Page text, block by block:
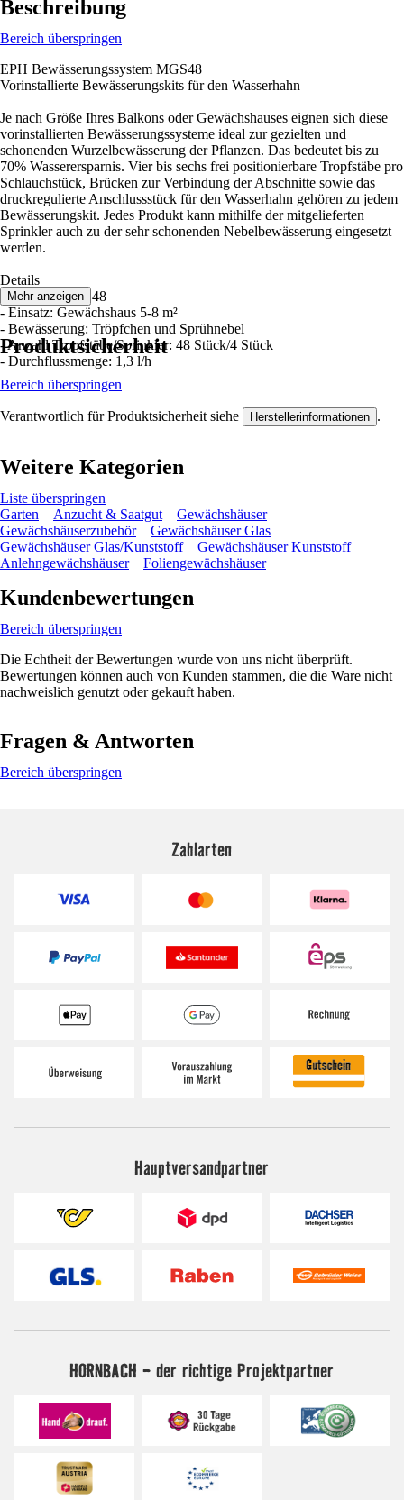
Beschreibung
Bereich überspringen
EPH Bewässerungssystem MGS48
Vorinstallierte Bewässerungskits für den Wasserhahn
Je nach Größe Ihres Balkons oder Gewächshauses eignen sich diese
vorinstallierten Bewässerungssysteme ideal zur gezielten und
schonenden Wurzelbewässerung der Pflanzen. Das bedeutet bis zu
70% Wasserersparnis. Vier bis sechs frei positionierbare Tropfstäbe pro
Schlauchstück, Brücken zur Verbindung der Abschnitte sowie das
druckregulierte Anschlussstück für den Wasserhahn gehören zu jedem
Bewässerungskit. Jedes Produkt kann mithilfe der mitgelieferten
Sprinkler auch zu der sehr schonenden Nebelbewässerung eingesetzt
werden.
Details
- Produkt: MGS48
- Einsatz: Gewächshaus 5-8 m²
- Bewässerung: Tröpfchen und Sprühnebel
- Anzahl Tropfstäbe/Sprinkler: 48 Stück/4 Stück
- Durchflussmenge: 1,3 l/h
Mehr anzeigen
Produktsicherheit
Bereich überspringen
Verantwortlich für Produktsicherheit siehe Herstellerinformationen .
Weitere Kategorien
Liste überspringen
Garten
Anzucht & Saatgut
Gewächshäuser
Gewächshäuserzubehör
Gewächshäuser Glas
Gewächshäuser Glas/Kunststoff
Gewächshäuser Kunststoff
Anlehngewächshäuser
Foliengewächshäuser
Kundenbewertungen
Bereich überspringen
Die Echtheit der Bewertungen wurde von uns nicht überprüft.
Bewertungen können auch von Kunden stammen, die die Ware nicht
nachweislich genutzt oder gekauft haben.
Fragen & Antworten
Bereich überspringen
Zahlarten
Hauptversandpartner
HORNBACH - der richtige Projektpartner